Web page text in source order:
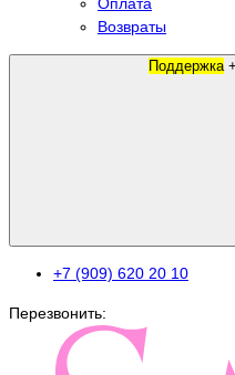
Возвраты
Поддержка
+7 (909) 620 20 10
Перезвонить: